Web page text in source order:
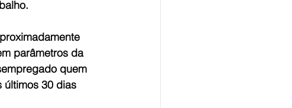
parâmetros da
quem
últimos 30 dias